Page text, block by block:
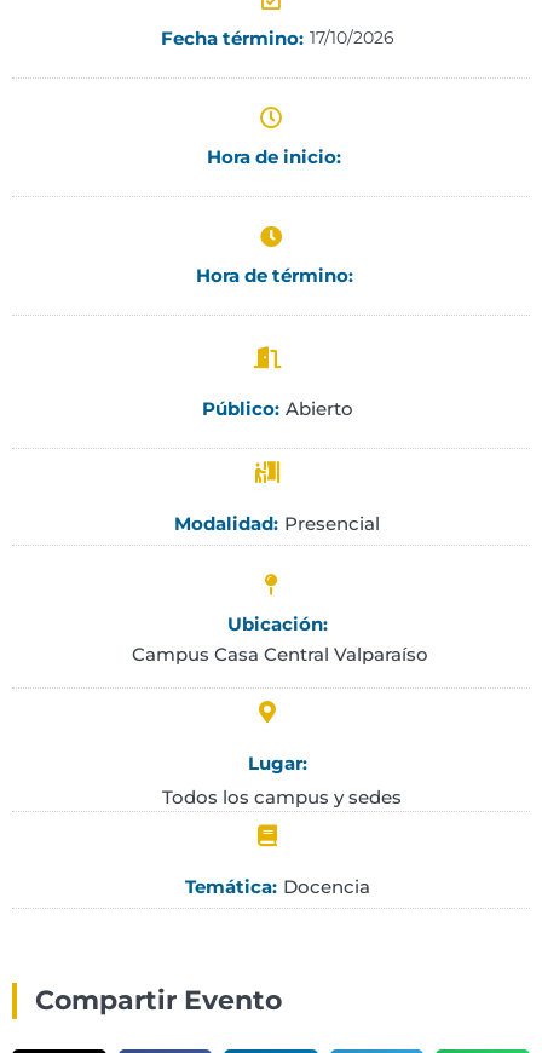
Fecha término: 17/10/2026
Hora de inicio:
Hora de término:
Público: Abierto
Modalidad: Presencial
Ubicación:
Campus Casa Central Valparaíso
Lugar:
Todos los campus y sedes
Temática: Docencia
Compartir Evento